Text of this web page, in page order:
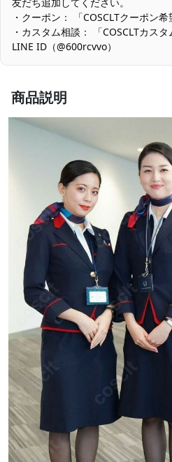
ます。 細かな仕様やサイズについ
を追加のうえ、必要な採寸情報をご
地やサイズなどをご確認いただいた
・クーポン： 「COSCLTクーポン希
・カスタム相談： 「COSCLTカスタ
LINE ID（@600rcvvo）
商品説明